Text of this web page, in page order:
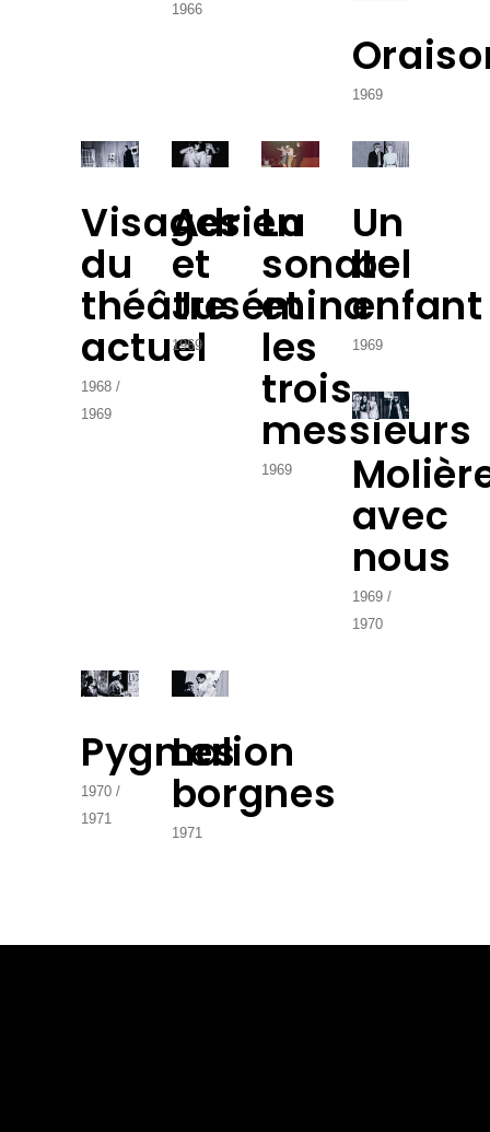
1966
1969
Visages
du
théâtre
actuel
1968
1969
Adrien
et
Jusémina
1969
La
sonate
et
les
trois
messieurs
1969
Un
bel
enfant
1969
avec
nous
1969
1970
Pygmalion
1970
1971
Les
borgnes
1971